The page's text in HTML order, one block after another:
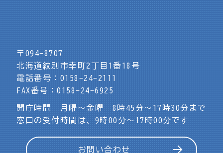
〒094-8707
北海道紋別市幸町2丁目1番18号
電話番号：0158-24-2111
FAX番号：0158-24-6925
開庁時間 月曜～金曜 8時45分～17時30分まで
窓口の受付時間は、9時00分～17時00分です
お問い合わせ